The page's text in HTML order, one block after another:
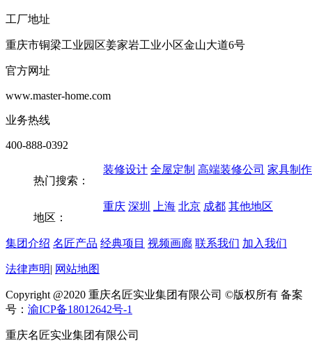
工厂地址
重庆市铜梁工业园区姜家岩工业小区金山大道6号
官方网址
www.master-home.com
业务热线
400-888-0392
热门搜索：
装修设计 全屋定制 高端装修公司 家具制
地区：
重庆 深圳 上海 北京 成都 其他地区
集团介绍 名匠产品 经典项目 视频画廊 联系我们 加入我们
法律声明| 网站地图
Copyright @2020 重庆名匠实业集团有限公司 ©版权所有 备案
号： 渝ICP备18012642号-1
重庆名匠实业集团有限公司